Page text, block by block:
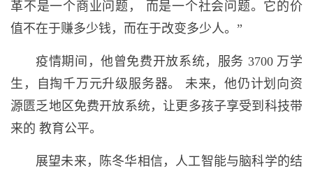
革不是一个商业问题， 而是一个社会问题。它的价
值不在于赚多少钱，而在于改变多少人。”
疫情期间，他曾免费开放系统，服务 3700 万学
生，自掏千万元升级服务器。 未来，他仍计划向资
源匮乏地区免费开放系统，让更多孩子享受到科技带
来的 教育公平。
展望未来，陈冬华相信，人工智能与脑科学的结